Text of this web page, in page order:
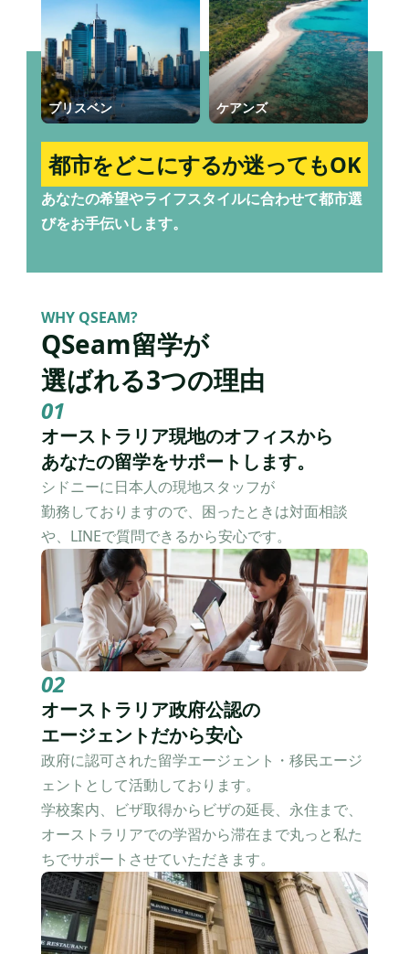
ブリスベン ケアンズ
都市をどこにするか迷ってもOK！
あなたの希望やライフスタイルに合わせて都市選
びをお手伝いします。
WHY QSEAM?
QSeam留学が
選ばれる3つの理由
01
オーストラリア現地のオフィスから
あなたの留学をサポートします。
シドニーに日本人の現地スタッフが
勤務しておりますので、困ったときは対面相談
や、LINEで質問できるから安心です。
02
オーストラリア政府公認の
エージェントだから安心
政府に認可された留学エージェント・移民エージ
ェントとして活動しております。
学校案内、ビザ取得からビザの延長、永住まで、
オーストラリアでの学習から滞在まで丸っと私た
ちでサポートさせていただきます。